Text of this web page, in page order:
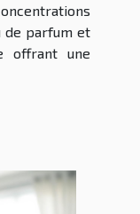
de parfum et
offrant une